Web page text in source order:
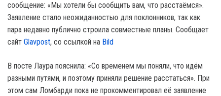
сообщение: «Мы хотели бы сообщить вам, что расстаёмся».
Заявление стало неожиданностью для поклонников, так как
пара недавно публично строила совместные планы. Сообщает
сайт Glavpost, со ссылкой на Вild
В посте Лаура пояснила: «Со временем мы поняли, что идём
разными путями, и поэтому приняли решение расстаться». При
этом сам Ломбарди пока не прокомментировал её заявление